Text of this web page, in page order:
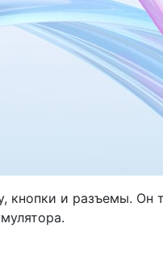
кнопки и разъемы. Он